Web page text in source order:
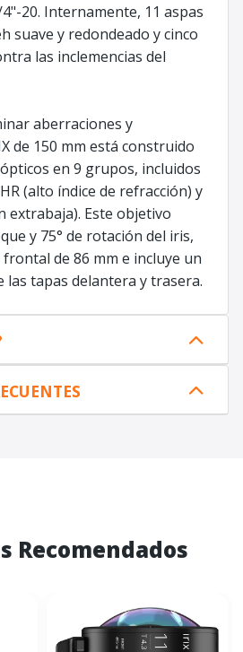
20. Internamente, 11 aspas
suave y redondeado y cinco
las inclemencias del
aberraciones y
de 150 mm está construido
en 9 grupos, incluidos
(alto índice de refracción) y
extrabaja). Este objetivo
y 75° de rotación del iris,
de 86 mm e incluye un
las tapas delantera y trasera.
Recomendados